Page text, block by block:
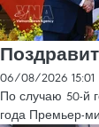
06/08/2026 15:01
По случаю 50-й
года Премьер-